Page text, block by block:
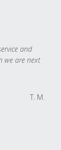
and
we are next
T. M.